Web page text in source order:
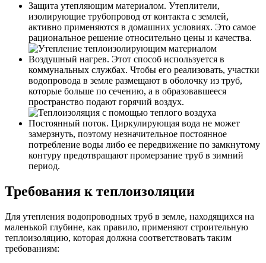
Защита утепляющим материалом. Утеплители,
изолирующие трубопровод от контакта с землей,
активно применяются в домашних условиях. Это самое
рациональное решение относительно цены и качества.
Воздушный нагрев. Этот способ используется в
коммунальных службах. Чтобы его реализовать, участки
водопровода в земле размещают в оболочку из труб,
которые больше по сечению, а в образовавшееся
пространство подают горячий воздух.
Постоянный поток. Циркулирующая вода не может
замерзнуть, поэтому незначительное постоянное
потребление воды либо ее передвижение по замкнутому
контуру предотвращают промерзание труб в зимний
период.
Требования к теплоизоляции
Для утепления водопроводных труб в земле, находящихся на
маленькой глубине, как правило, применяют строительную
теплоизоляцию, которая должна соответствовать таким
требованиям: